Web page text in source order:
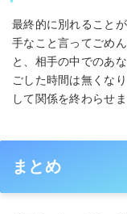
最終的に別れること
手なこと言ってごめ
と、相手の中でのあ
ごした時間は無くな
して関係を終わらせま
まとめ